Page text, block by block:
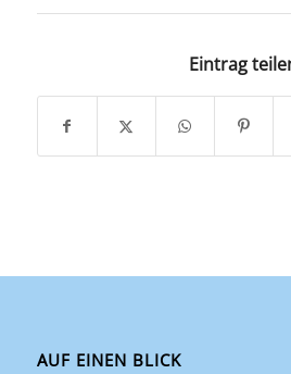
Eintrag
AUF EINEN BLICK